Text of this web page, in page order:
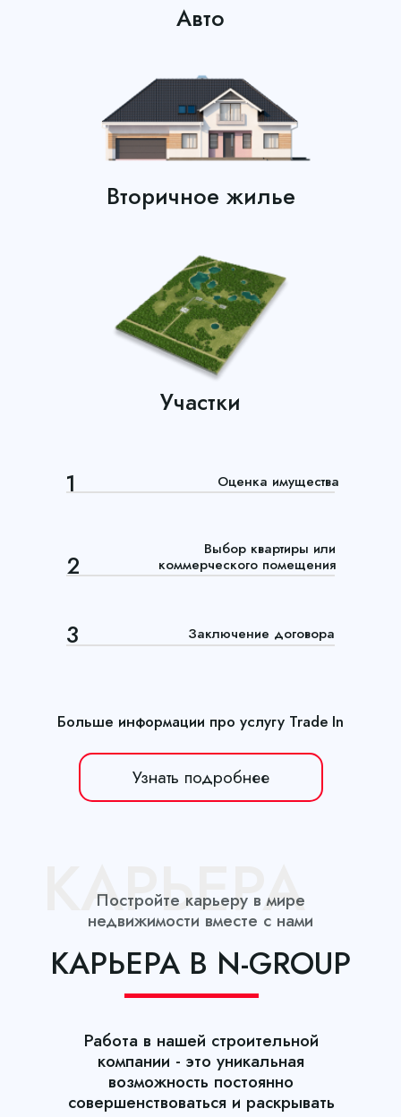
Авто
Вторичное жилье
Участки
1
2
3
Оценка имущества
Выбор квартиры или
коммерческого помещения
Заключение договора
Больше информации про услугу Trade In
Узнать подробнее
КАРЬЕРА
КАРЬЕРА В N-GROUP
Постройте карьеру в мире
недвижимости вместе с нами
Работа в нашей строительной
компании - это уникальная
возможность постоянно
совершенствоваться и раскрывать